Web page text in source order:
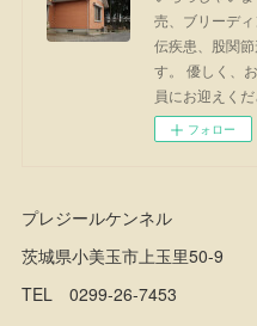
売、ブリーデ
伝疾患、股関
す。 優しく、
員にお迎えくだ
フォロー
プレジールケンネル
茨城県小美玉市上玉里50-9
TEL 0299-26-7453